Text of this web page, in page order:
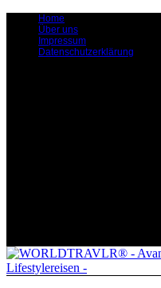
Home
Über uns
Impressum
Datenschutzerklärung